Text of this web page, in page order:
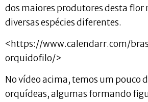
dos maiores produtores desta flor
diversas espécies diferentes.
<https://www.calendarr.com/
orquidofilo/>
No vídeo acima, temos um pouco
orquídeas, algumas formando